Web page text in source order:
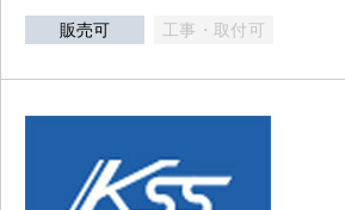
販売可 工事・取付可